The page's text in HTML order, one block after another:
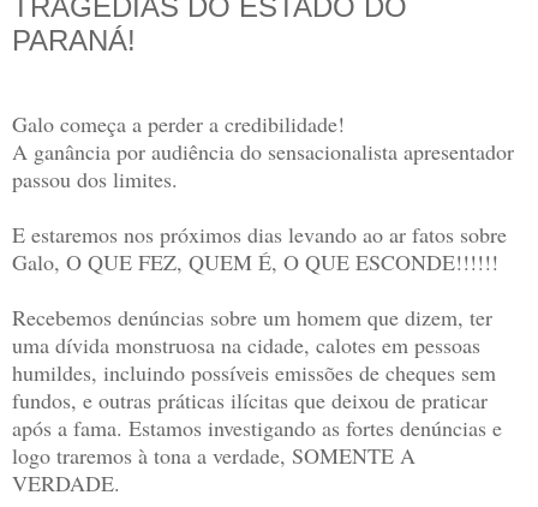
TRAGÉDIAS DO ESTADO DO
PARANÁ!
Galo começa a perder a credibilidade!
A ganância por audiência do sensacionalista apresentador
passou dos limites.
E estaremos nos próximos dias levando ao ar fatos sobre
Galo, O QUE FEZ, QUEM É, O QUE ESCONDE!!!!!!
Recebemos denúncias sobre um homem que dizem, ter
uma dívida monstruosa na cidade, calotes em pessoas
humildes, incluindo possíveis emissões de cheques sem
fundos, e outras práticas ilícitas que deixou de praticar
após a fama. Estamos investigando as fortes denúncias e
logo traremos à tona a verdade, SOMENTE A
VERDADE.